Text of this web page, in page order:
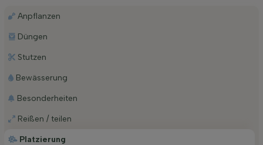
Platzierung
Anpflanzen
Düngen
Stutzen
Bewässerung
Besonderheiten
Reißen / teilen